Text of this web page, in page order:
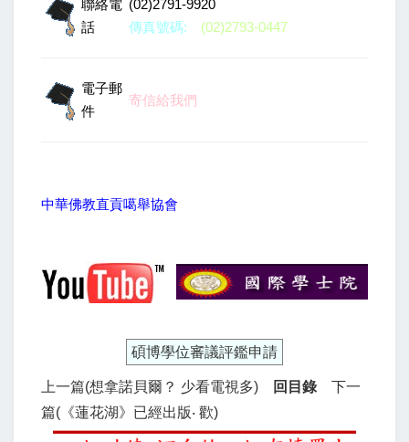
聯絡電
話
(02)2791-9920
傳真號碼:
(02)2793-0447
電子郵
件
寄信給我們
中華佛教直貢噶舉協會
碩博學位審議評鑑申請
上一篇(想拿諾貝爾？ 少看電視多) 回目錄
下一
篇(《蓮花湖》已經出版‧ 歡)